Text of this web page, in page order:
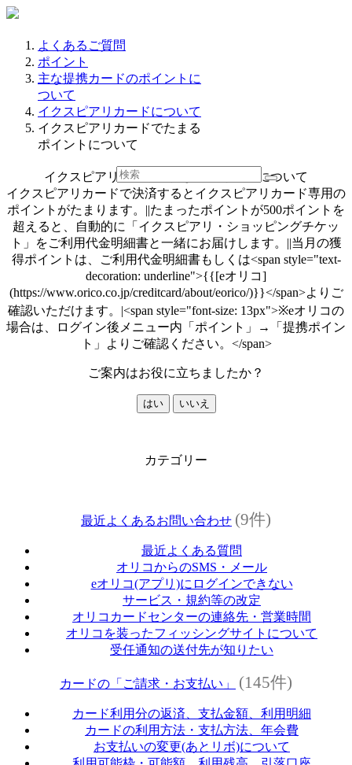
よくあるご質問
ポイント
主な提携カードのポイントに
ついて
イクスピアリカードについて
イクスピアリカードでたまる
ポイントについて
イクスピアリカードでたまるポイントについて
イクスピアリカードで決済するとイクスピアリカード専用の
ポイントがたまります。||たまったポイントが500ポイントを
超えると、自動的に「イクスピアリ・ショッピングチケッ
ト」をご利用代金明細書と一緒にお届けします。||当月の獲
得ポイントは、ご利用代金明細書もしくは<span style="text-
decoration: underline">{{[eオリコ]
(https://www.orico.co.jp/creditcard/about/eorico/)}}</span>よりご
確認いただけます。|<span style="font-size: 13px">※eオリコの
場合は、ログイン後メニュー内「ポイント」→「提携ポイン
ト」よりご確認ください。</span>
ご案内はお役に立ちましたか？
はい いいえ
カテゴリー
最近よくあるお問い合わせ (9件)
最近よくある質問
オリコからのSMS・メール
eオリコ(アプリ)にログインできない
サービス・規約等の改定
オリコカードセンターの連絡先・営業時間
オリコを装ったフィッシングサイトについて
受任通知の送付先が知りたい
カードの「ご請求・お支払い」 (145件)
カード利用分の返済、支払金額、利用明細
カードの利用方法・支払方法、年会費
お支払いの変更(あとリボ)について